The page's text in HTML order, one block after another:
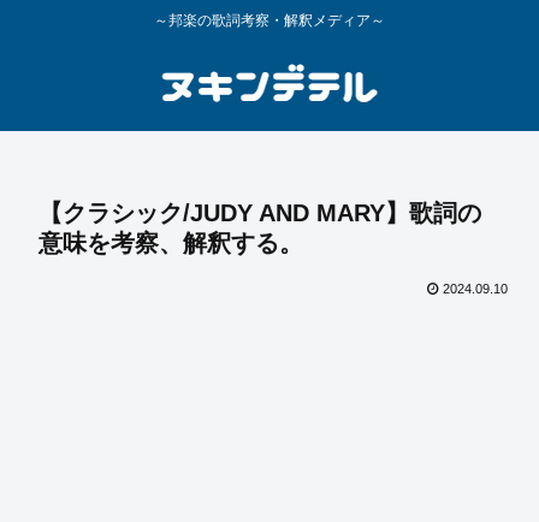
～邦楽の歌詞考察・解釈メディア～
【クラシック/JUDY AND MARY】歌詞の
意味を考察、解釈する。
2024.09.10